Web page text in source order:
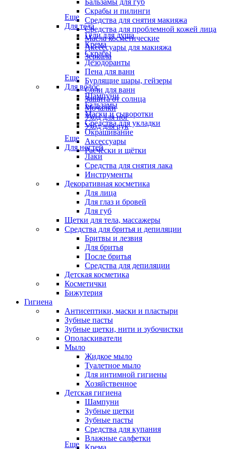
Бальзамы для губ
Скрабы и пилинги
Средства для снятия макияжа
Средства для проблемной кожей лица
Масла косметические
Аксессуары для макияжа
Зеркала
Еще
Для тела
Гели для душа
Крема
Скрабы
Дезодоранты
Пена для ванн
Бурлящие шары, гейзеры
Соли для ванн
Защита от солнца
Мочалки
Уход для ног
Уход для рук
Еще
Для волос
Шампуни
Бальзамы
Маски и сыворотки
Средства для укладки
Окрашивание
Аксессуары
Расчёски и щётки
Еще
Для ногтей
Лаки
Средства для снятия лака
Инструменты
Декоративная косметика
Для лица
Для глаз и бровей
Для губ
Щетки для тела, массажеры
Средства для бритья и депиляции
Бритвы и лезвия
Для бритья
После бритья
Средства для депиляции
Детская косметика
Косметички
Бижутерия
Гигиена
Антисептики, маски и пластыри
Зубные пасты
Зубные щетки, нити и зубочистки
Ополаскиватели
Мыло
Жидкое мыло
Туалетное мыло
Для интимной гигиены
Хозяйственное
Детская гигиена
Шампуни
Зубные щетки
Зубные пасты
Средства для купания
Влажные салфетки
Крема
Еще